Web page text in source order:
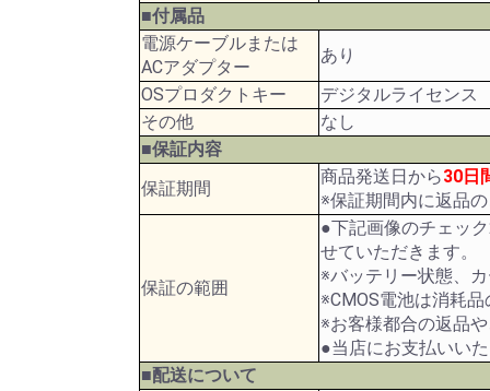
■付属品
電源ケーブルまたは
ACアダプター
あり
OSプロダクトキー
デジタルライセンス
その他
なし
■保証内容
保証期間
商品発送日から30日
※保証期間内に返品
保証の範囲
●下記画像のチェッ
せていただきます。
※バッテリー状態、
※CMOS電池は消耗
※お客様都合の返品
●当店にお支払いい
■配送について